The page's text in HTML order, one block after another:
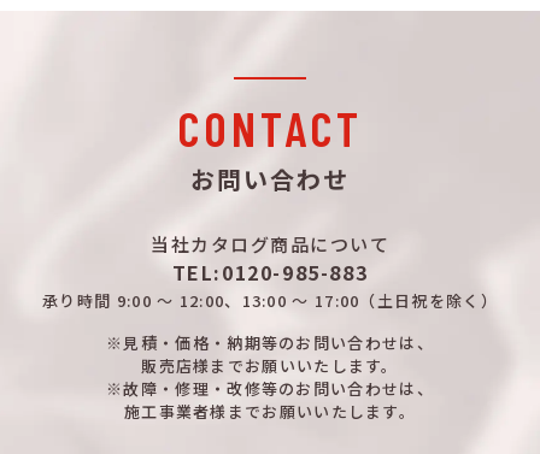
CONTACT
お問い合わせ
当社カタログ商品について
TEL:0120-985-883
承り時間 9:00 ～ 12:00、13:00 ～ 17:00 （土日祝を除く）
※見積・価格・納期等のお問い合わせは、
販売店様までお願いいたします。
※故障・修理・改修等のお問い合わせは、
施工事業者様までお願いいたします。